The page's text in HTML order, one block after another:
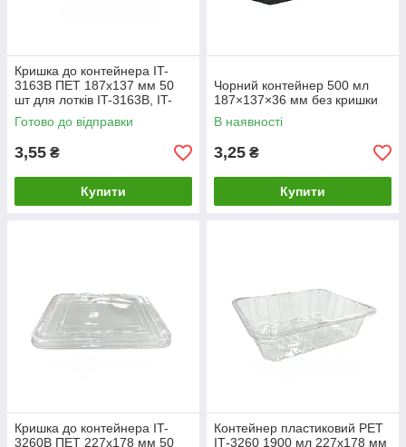
Кришка до контейнера IT-
3163B ПЕТ 187х137 мм 50
шт для лотків IT-3163B, IT-
3150, IT-3183
Готово до відправки
3,55 ₴
Купити
Чорний контейнер 500 мл
187×137×36 мм без кришки
В наявності
3,25 ₴
Купити
Кришка до контейнера IT-
3260В ПЕТ 227х178 мм 50
Контейнер пластиковий PET
ІТ-3260 1900 мл 227х178 мм